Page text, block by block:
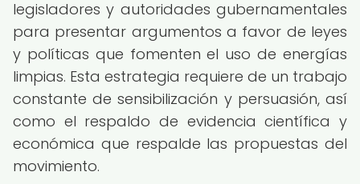
legisladores y autoridades gubernamentales
para presentar argumentos a favor de leyes
y políticas que fomenten el uso de energías
limpias. Esta estrategia requiere de un trabajo
constante de sensibilización y persuasión, así
como el respaldo de evidencia científica y
económica que respalde las propuestas del
movimiento.